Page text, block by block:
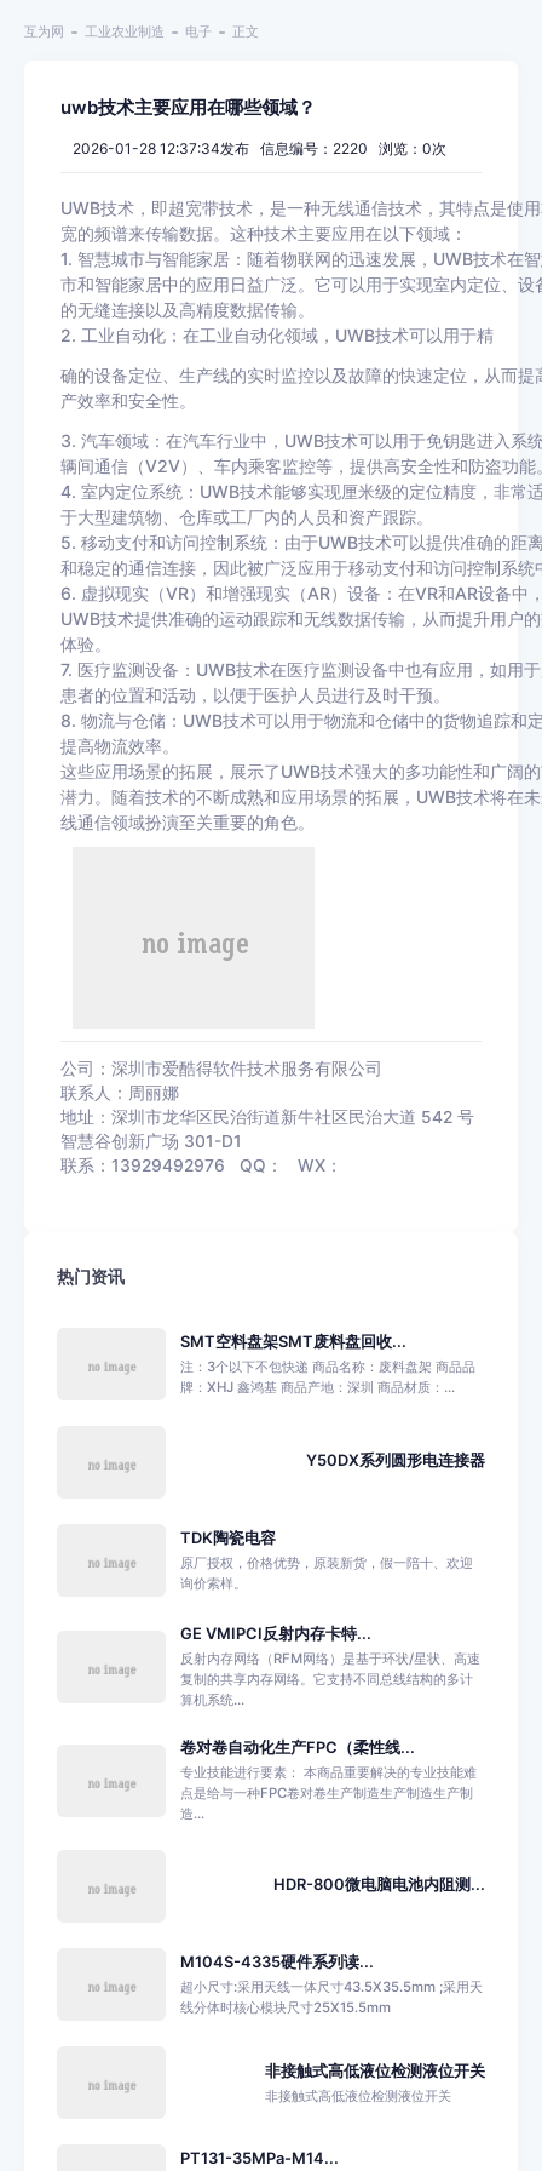
互为网 工业农业制造 电子 正文
uwb技术主要应用在哪些领域？
2026-01-28 12:37:34发布 信息编号：2220 浏览： 0次
UWB技术，即超宽带技术，是一种无线通信技术，其特点是使
宽的频谱来传输数据。这种技术主要应用在以下领域：
1. 智慧城市与智能家居：随着物联网的迅速发展，UWB技术在
市和智能家居中的应用日益广泛。它可以用于实现室内定位、设
的无缝连接以及高精度数据传输。
2. 工业自动化：在工业自动化领域，UWB技术可以用于精
确的设备定位、生产线的实时监控以及故障的快速定位，从而提
产效率和安全性。
3. 汽车领域：在汽车行业中，UWB技术可以用于免钥匙进入系
辆间通信（V2V）、车内乘客监控等，提供高安全性和防盗功能
4. 室内定位系统：UWB技术能够实现厘米级的定位精度，非常
于大型建筑物、仓库或工厂内的人员和资产跟踪。
5. 移动支付和访问控制系统：由于UWB技术可以提供准确的距
和稳定的通信连接，因此被广泛应用于移动支付和访问控制系统
6. 虚拟现实（VR）和增强现实（AR）设备：在VR和AR设备中
UWB技术提供准确的运动跟踪和无线数据传输，从而提升用户
体验。
7. 医疗监测设备：UWB技术在医疗监测设备中也有应用，如用
患者的位置和活动，以便于医护人员进行及时干预。
8. 物流与仓储：UWB技术可以用于物流和仓储中的货物追踪和
提高物流效率。
这些应用场景的拓展，展示了UWB技术强大的多功能性和广阔
潜力。随着技术的不断成熟和应用场景的拓展，UWB技术将在
线通信领域扮演至关重要的角色。
公司：深圳市爱酷得软件技术服务有限公司
联系人：周丽娜
地址：深圳市龙华区民治街道新牛社区民治大道 542 号
智慧谷创新广场 301-D1
联系：13929492976 QQ： WX：
热门资讯
SMT空料盘架SMT废料盘回收...
注：3个以下不包快递 商品名称：废料盘架 商品品
牌：XHJ 鑫鸿基 商品产地：深圳 商品材质：...
Y50DX系列圆形电连接器
TDK陶瓷电容
原厂授权，价格优势，原装新货，假一陪十、欢迎
询价索样。
GE VMIPCI反射内存卡特...
反射内存网络（RFM网络）是基于环状/星状、高速
复制的共享内存网络。它支持不同总线结构的多计
算机系统...
卷对卷自动化生产FPC（柔性线...
专业技能进行要素： 本商品重要解决的专业技能难
点是给与一种FPC卷对卷生产制造生产制造生产制
造...
HDR-800微电脑电池内阻测...
M104S-4335硬件系列读...
超小尺寸:采用天线一体尺寸43.5X35.5mm ;采用天
线分体时核心模块尺寸25X15.5mm
非接触式高低液位检测液位开关
非接触式高低液位检测液位开关
PT131-35MPa-M14...